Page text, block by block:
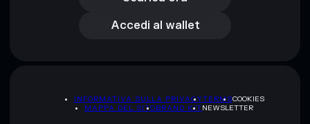
Accedi al wallet
INFORMATIVA SULLA PRIVACYTERMSCOOKIES
MAPPA DEL SITOBRAND KITNEWSLETTER